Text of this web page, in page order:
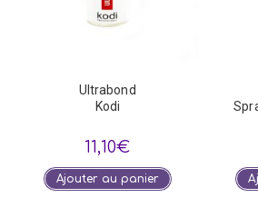
Ultrabond
Kodi
11,10€
Ajouter au panier